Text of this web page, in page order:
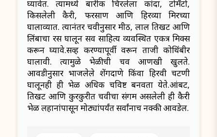
घ्यावेत. त्यामध्ये बारीक चिरलेला कांदा, टोमॅटो,
किसलेली कैरी, फरसाण आणि हिरव्या मिरच्या
घालाव्यात. त्यानंतर चवीनुसार मीठ, लाल तिखट आणि
लिंबाचा रस घालून सर्व साहित्य व्यवस्थित एकत्र मिक्स
करून घ्यावे.सर्व्ह करण्यापूर्वी वरून ताजी कोथिंबीर
घालावी. त्यामुळे भेळीची चव आणखी खुलते.
आवडीनुसार भाजलेले शेंगदाणे किंवा हिरवी चटणी
घालूनही ही भेळ अधिक चविष्ट बनवता येते.आंबट,
तिखट आणि कुरकुरीत चवीचा संगम असलेली ही कैरी
भेळ लहानांपासून मोठ्यांपर्यंत सर्वांनाच नक्की आवडेल.